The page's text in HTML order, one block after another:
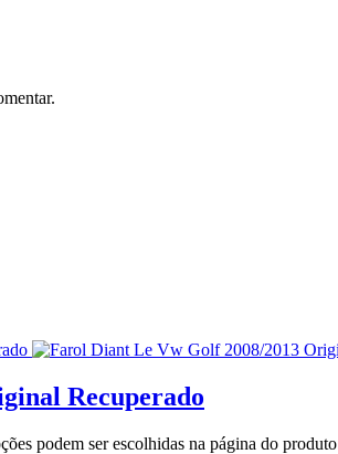
Recuperado
podem ser escolhidas na página do produto